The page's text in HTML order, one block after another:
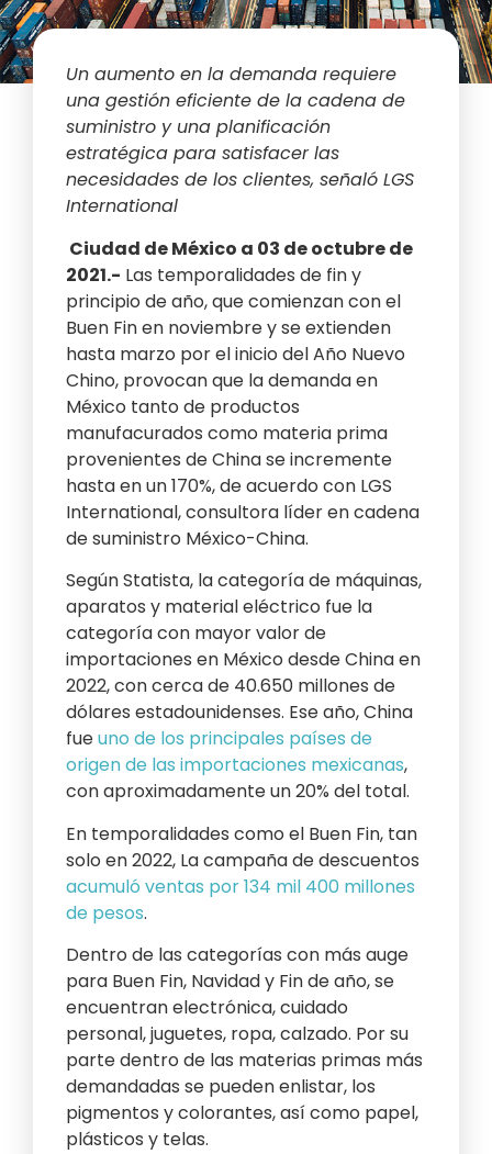
Un aumento en la demanda requiere
una gestión eficiente de la cadena de
suministro y una planificación
estratégica para satisfacer las
necesidades de los clientes, señaló LGS
International
Ciudad de México a 03 de octubre de
2021.- Las temporalidades de fin y
principio de año, que comienzan con el
Buen Fin en noviembre y se extienden
hasta marzo por el inicio del Año Nuevo
Chino, provocan que la demanda en
México tanto de productos
manufacurados como materia prima
provenientes de China se incremente
hasta en un 170%, de acuerdo con LGS
International, consultora líder en cadena
de suministro México-China.
Según Statista, la categoría de máquinas,
aparatos y material eléctrico fue la
categoría con mayor valor de
importaciones en México desde China en
2022, con cerca de 40.650 millones de
dólares estadounidenses. Ese año, China
fueuno de los principales países de
origen de las importaciones mexicanas,
con aproximadamente un 20% del total.
En temporalidades como el Buen Fin, tan
solo en 2022, La campaña de descuentos
acumuló ventas por 134 mil 400 millones
de pesos.
Dentro de las categorías con más auge
para Buen Fin, Navidad y Fin de año, se
encuentran electrónica, cuidado
personal, juguetes, ropa, calzado. Por su
parte dentro de las materias primas más
demandadas se pueden enlistar, los
pigmentos y colorantes, así como papel,
plásticos y telas.